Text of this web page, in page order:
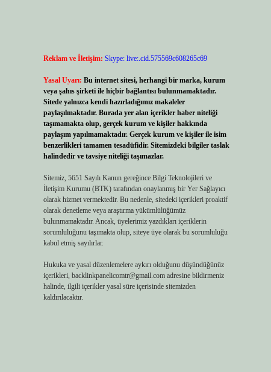
Reklam ve İletişim: Skype: live:.cid.575569c608265c69
Yasal Uyarı: Bu internet sitesi, herhangi bir marka, kurum
veya şahıs şirketi ile hiçbir bağlantısı bulunmamaktadır.
Sitede yalnızca kendi hazırladığımız makaleler
paylaşılmaktadır. Burada yer alan içerikler haber niteliği
taşımamakta olup, gerçek kurum ve kişiler hakkında
paylaşım yapılmamaktadır. Gerçek kurum ve kişiler ile isim
benzerlikleri tamamen tesadüfidir. Sitemizdeki bilgiler taslak
halindedir ve tavsiye niteliği taşımazlar.
Sitemiz, 5651 Sayılı Kanun gereğince Bilgi Teknolojileri ve
İletişim Kurumu (BTK) tarafından onaylanmış bir Yer Sağlayıcı
olarak hizmet vermektedir. Bu nedenle, sitedeki içerikleri proaktif
olarak denetleme veya araştırma yükümlülüğümüz
bulunmamaktadır. Ancak, üyelerimiz yazdıkları içeriklerin
sorumluluğunu taşımakta olup, siteye üye olarak bu sorumluluğu
kabul etmiş sayılırlar.
Hukuka ve yasal düzenlemelere aykırı olduğunu düşündüğünüz
içerikleri, backlinkpanelicomtr@gmail.comadresine bildirmeniz
halinde, ilgili içerikler yasal süre içerisinde sitemizden
kaldırılacaktır.